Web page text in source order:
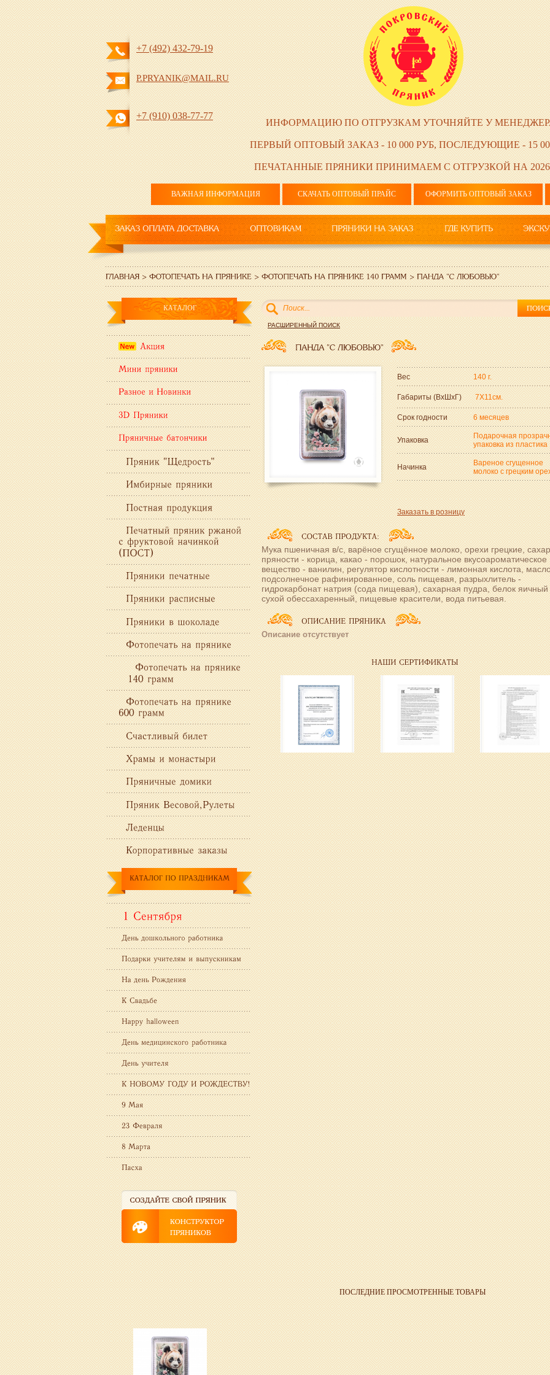
+7 (492) 432-79-19
P.PRYANIK@MAIL.RU
+7 (910) 038-77-77
ИНФОРМАЦИЮ ПО ОТГРУЗКАМ УТОЧНЯЙТЕ У
ПЕРВЫЙ ОПТОВЫЙ ЗАКАЗ - 10 000 РУБ, ПОСЛЕДУЮЩИЕ - 15
ПЕЧАТАННЫЕ ПРЯНИКИ ПРИНИМАЕМ С ОТГРУЗКОЙ НА
ВАЖНАЯ ИНФОРМАЦИЯ СКАЧАТЬ ОПТОВЫЙ ПРАЙС ОФОРМИТЬ ОПТОВЫЙ ЗАКАЗ
РАСШИРЕННЫЙ ПОИСК
Вес 140 г.
Габариты (ВxШxГ) 7Х11см.
Срок годности 6 месяцев
Упаковка
Подарочная
упаковка из пластика
Начинка
Вареное сгущенное
молоко с грецким
Заказать в розницу
Мука пшеничная в/с, варёное сгущённое молоко, орехи грецкие,
пряности - корица, какао - порошок, натуральное вкусоароматическое
вещество - ванилин, регулятор кислотности - лимонная кислота,
подсолнечное рафинированное, соль пищевая, разрыхлитель -
гидрокарбонат натрия (сода пищевая), сахарная пудра, белок яичный
сухой обессахаренный, пищевые красители, вода питьевая.
Описание отсутствует
ПОСЛЕДНИЕ ПРОСМОТРЕННЫЕ ТОВАРЫ